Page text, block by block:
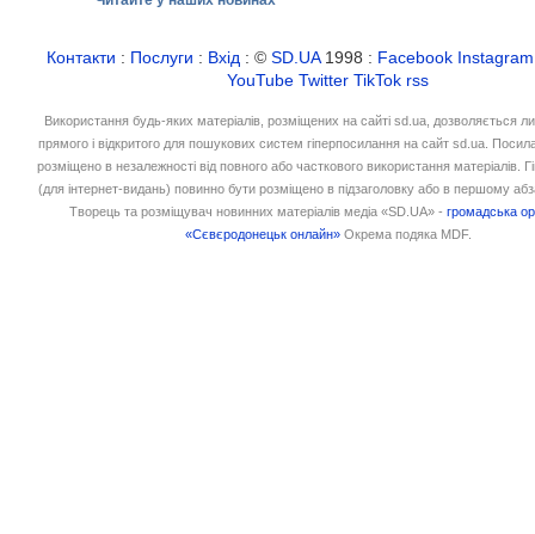
Контакти : Послуги : Вхід : ©SD.UA1998 : Facebook Instagram
YouTube Twitter TikTok rss
Використання будь-яких матеріалів, розміщених на сайті sd.ua, дозволяється
прямого і відкритого для пошукових систем гіперпосилання на сайт sd.ua.
розміщено в незалежності від повного або часткового використання матеріалів.
(для інтернет-видань) повинно бути розміщено в підзаголовку або в першому
Творець та розміщувач новинних матеріалів медіа «SD.UA» -громадська
«Сєвєродонецьк онлайн» Окрема подяка MDF.